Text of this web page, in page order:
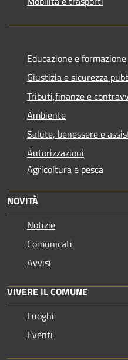
Educazione e formazione
Giustizia e sicurezza
Tributi,finanze e
Ambiente
Salute, benessere e
Autorizzazioni
Agricoltura e pesca
NOVITÀ
Notizie
Comunicati
Avvisi
VIVERE IL COMUNE
Luoghi
Eventi